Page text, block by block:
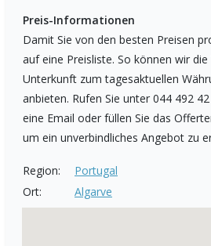
Preis-Informationen
Damit Sie von den besten Preisen
auf eine Preisliste. So können wir
Unterkunft zum tagesaktuellen
anbieten. Rufen Sie unter 044 492
eine Email oder füllen Sie das
um ein unverbindliches Angebot zu
Region:
Portugal
Ort:
Algarve